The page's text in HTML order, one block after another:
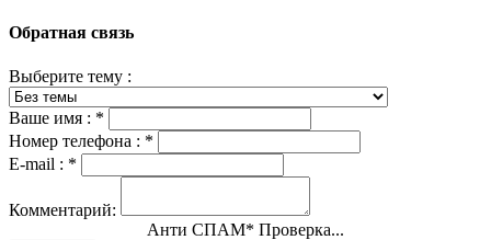
Обратная связь
Выберите тему :
Ваше имя : *
Номер телефона : *
E-mail : *
Комментарий:
Анти СПАМ* Проверка...